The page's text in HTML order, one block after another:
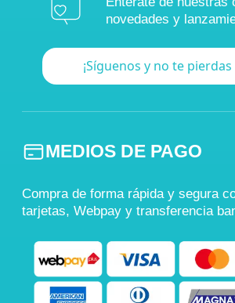
novedades y
¡Síguenos y no te
MEDIOS DE PAGO
Compra de forma rápida y segura
tarjetas, Webpay y transferencia